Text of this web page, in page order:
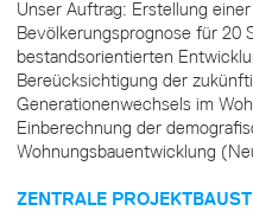
Unser Auftrag: Erstellung
Bevölkerungsprognose für 20
bestandsorientierten
Bereücksichtigung der
Generationenwechsels im
Einberechnung der
Wohnungsbauentwicklung
ZENTRALE